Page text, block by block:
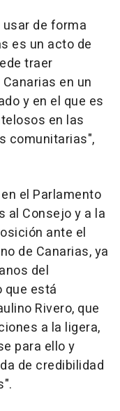
de forma
es un acto de
traer
en un
y en el que es
en las
comunitarias",
el Parlamento
al Consejo y a la
ante el
de Canarias, ya
del
que está
Rivero, que
a la ligera,
para ello y
de credibilidad